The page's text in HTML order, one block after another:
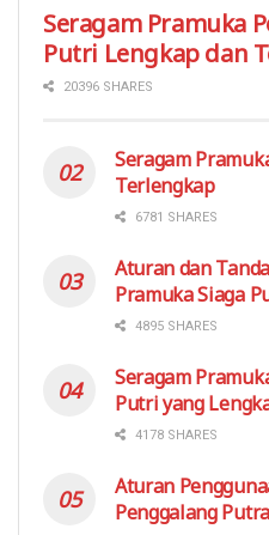
Seragam Pramuka
Putri Lengkap dan
20396 SHARES
Seragam
Terlengkap
6781 SHARES
Aturan dan
Pramuka Siaga
4895 SHARES
Seragam
Putri yang
4178 SHARES
Aturan
Penggalang